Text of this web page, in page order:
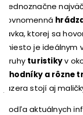
Jednoznačne
rovnomenná
lávka, ktorej sa
miesto je
druhy turistikyv
chodníky a rôzne
jazera stojí aj
Podľa aktuálnych